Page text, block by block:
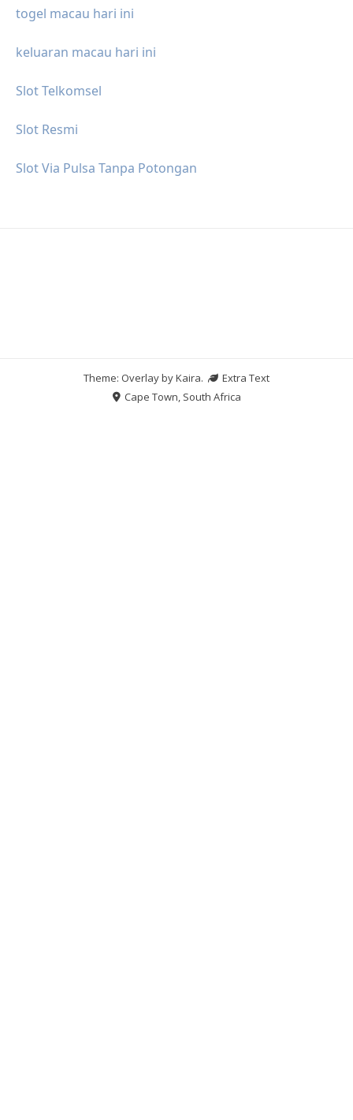
togel macau hari ini
keluaran macau hari ini
Slot Telkomsel
Slot Resmi
Slot Via Pulsa Tanpa Potongan
Theme: Overlay byKaira.
Extra Text
Cape Town, South Africa